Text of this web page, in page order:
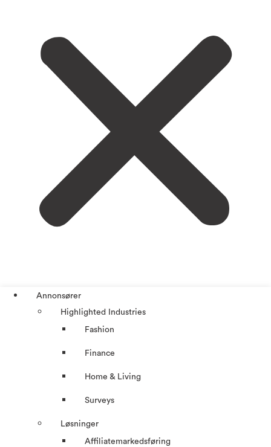
Annonsører
Highlighted Industries
Fashion
Finance
Home & Living
Surveys
Løsninger
Affiliatemarkedsføring